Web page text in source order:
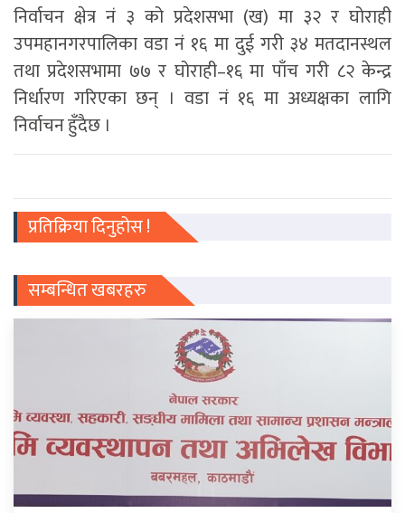
निर्वाचन क्षेत्र नं ३ को प्रदेशसभा (ख) मा ३२ र घोराही
उपमहानगरपालिका वडा नं १६ मा दुई गरी ३४ मतदानस्थल
तथा प्रदेशसभामा ७७ र घोराही–१६ मा पाँच गरी ८२ केन्द्र
निर्धारण गरिएका छन् । वडा नं १६ मा अध्यक्षका लागि
निर्वाचन हुँदैछ ।
प्रतिक्रिया दिनुहोस !
सम्बन्धित खबरहरु